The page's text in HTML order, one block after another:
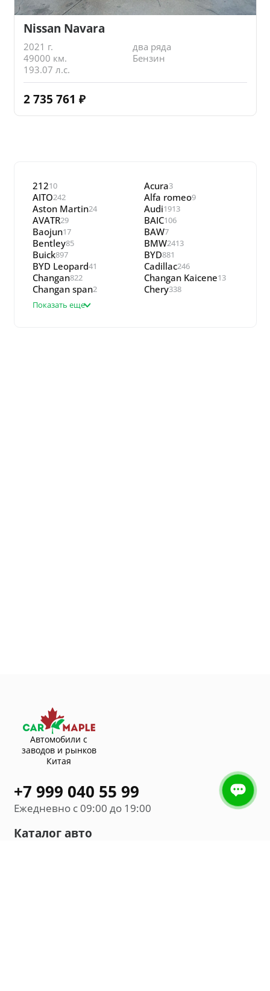
Nissan Navara
2021 г.
два ряда
49000 км.
Бензин
193.07 л.с.
2 735 761 ₽
21210 Acura3
AITO242 Alfa romeo9
Aston Martin24 Audi1913
AVATR29 BAIC106
Baojun17 BAW7
Bentley85 BMW2413
Buick897 BYD881
BYD Leopard41 Cadillac246
Changan822 Changan Kaicene13
Changan span2 Chery338
Показать еще
Автомобили с
заводов и рынков
Китая
+7 999 040 55 99
Ежедневно с 09:00 до 19:00
Каталог авто